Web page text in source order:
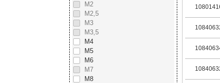
М2
М2,5
М3
М3,5
М4
М5
М6
М7
М8